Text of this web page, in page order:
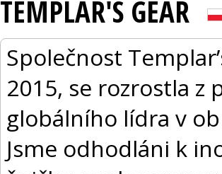
TEMPLAR'S GEAR
Společnost
2015, se rozrostla
globálního lídra v
Jsme odhodláni k